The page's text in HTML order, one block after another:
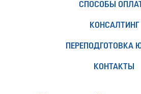
СПОСОБЫ
КОНСАЛТИНГ
ПЕРЕПОДГОТОВКА
КОНТАКТЫ